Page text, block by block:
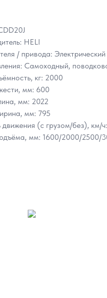
HELI
/ привода: Электрический
Самоходный,
кг: 2000
мм: 600
мм: 2022
мм: 795
движения (с грузом/без), км/
мм: 1600/2000/2500/